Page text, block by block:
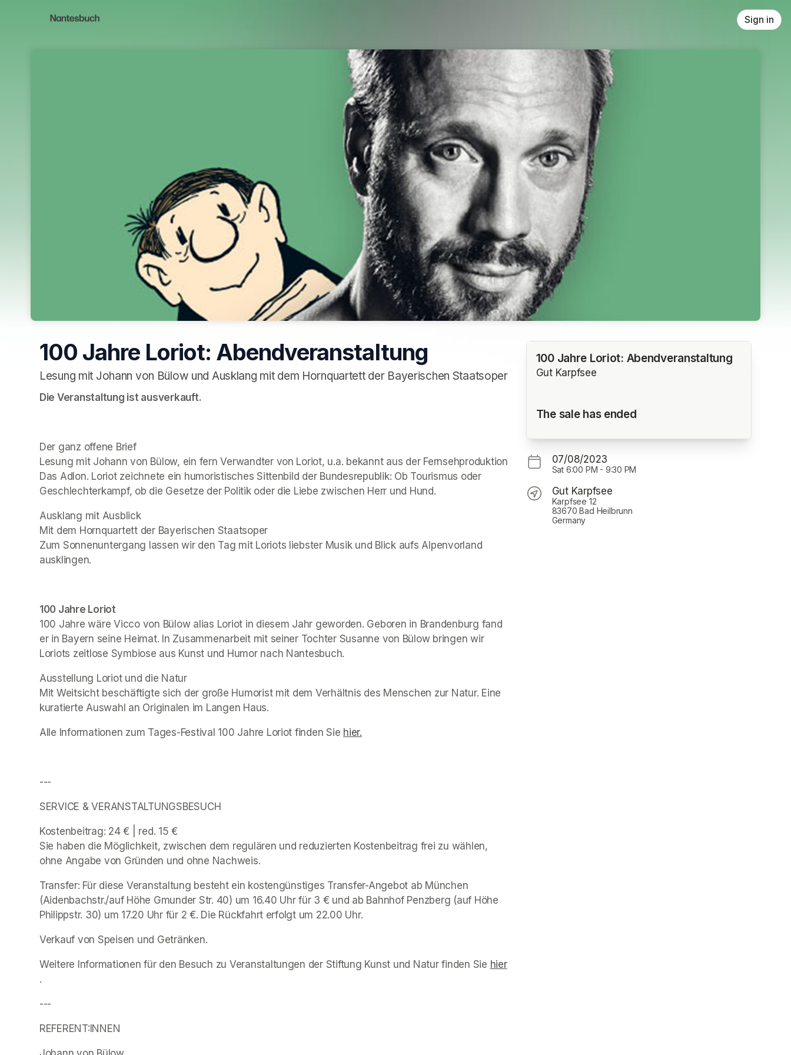
Sign in
100 Jahre Loriot: Abendveranstaltung
Lesung mit Johann von Bülow und Ausklang mit dem Hornquartett der Bayerischen Staatsoper
Die Veranstaltung ist ausverkauft.
Der ganz offene Brief
Das Adlon. Loriot zeichnete ein humoristisches Sittenbild der Bundesrepublik: Ob Tourismus oder
Geschlechterkampf, ob die Gesetze der Politik oder die Liebe zwischen Herr und Hund.
Ausklang mit Ausblick
Mit dem Hornquartett der Bayerischen Staatsoper
Zum Sonnenuntergang lassen wir den Tag mit Loriots liebster Musik und Blick aufs Alpenvorland
ausklingen.
100 Jahre Loriot
100 Jahre wäre Vicco von Bülow alias Loriot in diesem Jahr geworden. Geboren in Brandenburg fand
er in Bayern seine Heimat. In Zusammenarbeit mit seiner Tochter Susanne von Bülow bringen wir
Loriots zeitlose Symbiose aus Kunst und Humor nach Nantesbuch.
Ausstellung Loriot und die Natur
Mit Weitsicht beschäftigte sich der große Humorist mit dem Verhältnis des Menschen zur Natur. Eine
kuratierte Auswahl an Originalen im Langen Haus.
Alle Informationen zum Tages-Festival 100 Jahre Loriot finden Sie hier.
---
SERVICE & VERANSTALTUNGSBESUCH
Kostenbeitrag: 24 € | red. 15 €
Sie haben die Möglichkeit, zwischen dem regulären und reduzierten Kostenbeitrag frei zu wählen,
ohne Angabe von Gründen und ohne Nachweis.
Transfer: Für diese Veranstaltung besteht ein kostengünstiges Transfer-Angebot ab München
(Aidenbachstr./auf Höhe Gmunder Str. 40) um 16.40 Uhr für 3 € und ab Bahnhof Penzberg (auf Höhe
Philippstr. 30) um 17.20 Uhr für 2 €. Die Rückfahrt erfolgt um 22.00 Uhr.
Verkauf von Speisen und Getränken.
Weitere Informationen für den Besuch zu Veranstaltungen der Stiftung Kunst und Natur finden Sie (opens in a new tab)
hier
(opens in a new tab)
.
---
REFERENT:INNEN
100 Jahre Loriot: Abendveranstaltung
Gut Karpfsee
The sale has ended
07/08/2023
Sat 6:00 PM - 9:30 PM
Gut Karpfsee
Karpfsee 12
83670 Bad Heilbrunn
Germany